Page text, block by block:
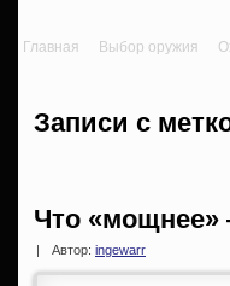
Главная Выбор оружия
Записи с
Что «мощнее»
Автор: ingewarr